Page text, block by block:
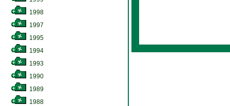
1998
1997
1995
1994
1993
1990
1989
1988